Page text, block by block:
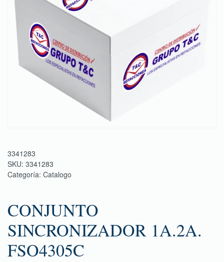
3341283
SKU: 3341283
Categoría: Catalogo
CONJUNTO
SINCRONIZADOR 1A.2A.
FSO4305C